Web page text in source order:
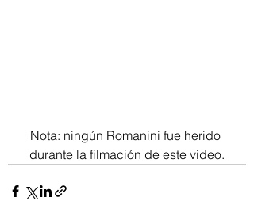
Nota: ningún Romanini fue herido
durante la filmación de este video.